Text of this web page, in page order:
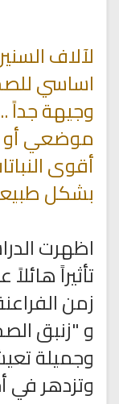
لآلاف
اساسي
وجيهة جداً
موضعي أو
أقوى
بشكل
اظهرت
تأثيراً
زمن
و "زنبق
وجميلة
وتزدهر في